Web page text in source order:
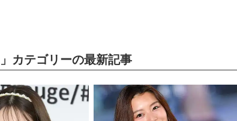
」カテゴリーの最新記事